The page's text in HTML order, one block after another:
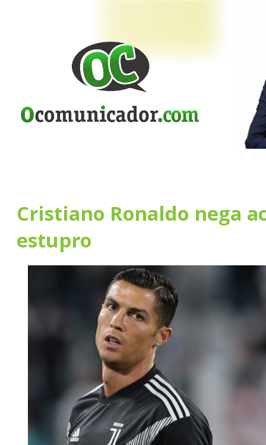
Cristiano Ronaldo nega
estupro